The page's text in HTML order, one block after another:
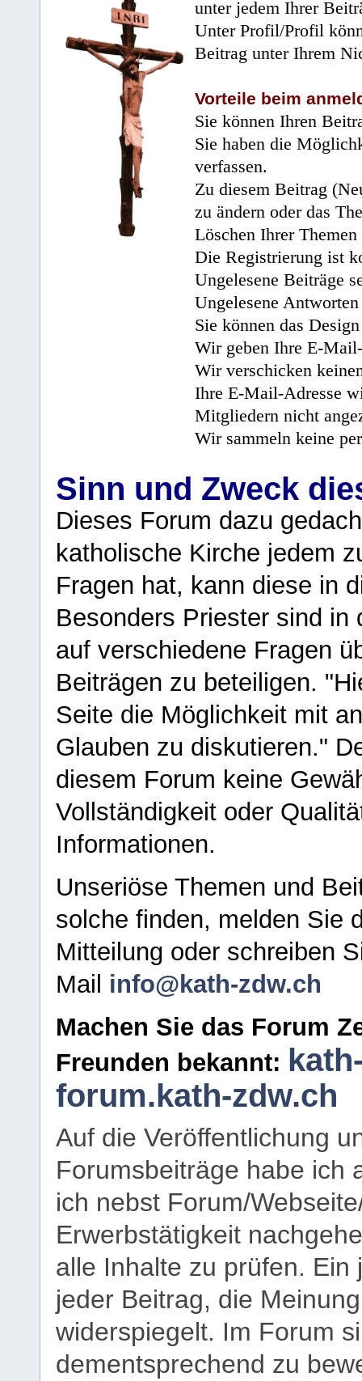
unter jedem Ihrer
Unter Profil/Profil
Beitrag unter Ihrem
Vorteile beim
Sie können Ihren
Sie haben die
verfassen.
Zu diesem Beitrag
zu ändern oder das
Löschen Ihrer
Die Registrierung ist
Ungelesene Beiträge
Ungelesene
Sie können das
Wir geben Ihre E-
Wir verschicken
Ihre E-Mail-Adresse
Mitgliedern nicht
Wir sammeln keine
Sinn und Zweck
Dieses Forum dazu
katholische Kirche jedem
Fragen hat, kann diese in
Besonders Priester sind in
auf verschiedene Fragen
Beiträgen zu beteiligen.
Seite die Möglichkeit mit
Glauben zu diskutieren."
diesem Forum keine
Vollständigkeit oder
Informationen.
Unseriöse Themen und
solche finden, melden Sie
Mitteilung oder schreiben
Mail info@kath-zdw.ch
Machen Sie das Forum
Freunden bekannt:
forum.kath-zdw.ch
Auf die Veröffentlichung
Forumsbeiträge habe ich
ich nebst Forum/
Erwerbstätigkeit
alle Inhalte zu prüfen.
jeder Beitrag, die
widerspiegelt. Im Forum
dementsprechend zu